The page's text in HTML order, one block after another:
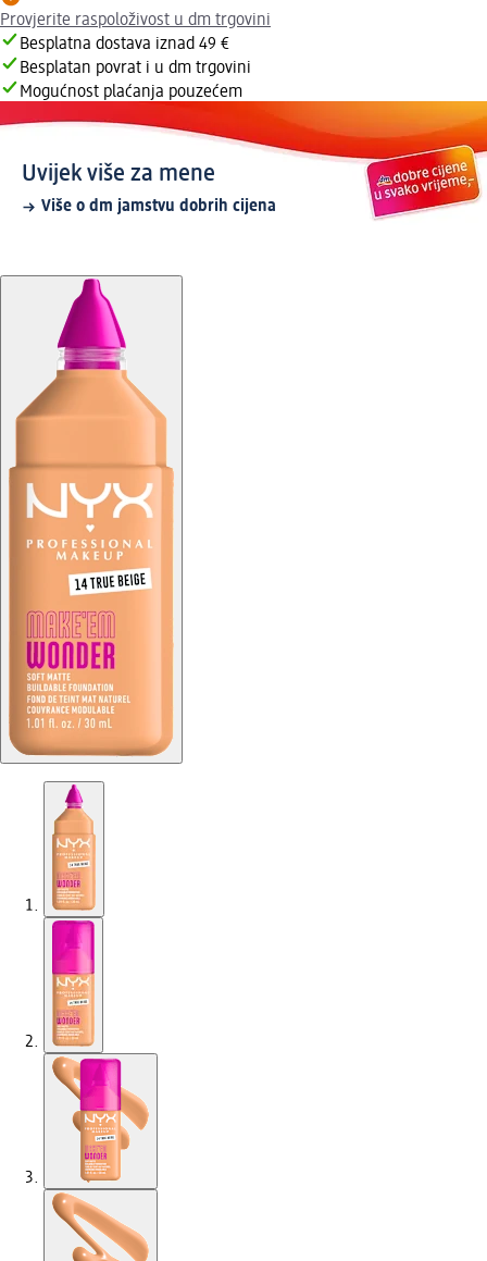
Provjerite raspoloživost u dm trgovini
Besplatna dostava iznad 49 €
Besplatan povrat i u dm trgovini
Mogućnost plaćanja pouzećem
Uvijek više za mene
Više o dm jamstvu dobrih cijena